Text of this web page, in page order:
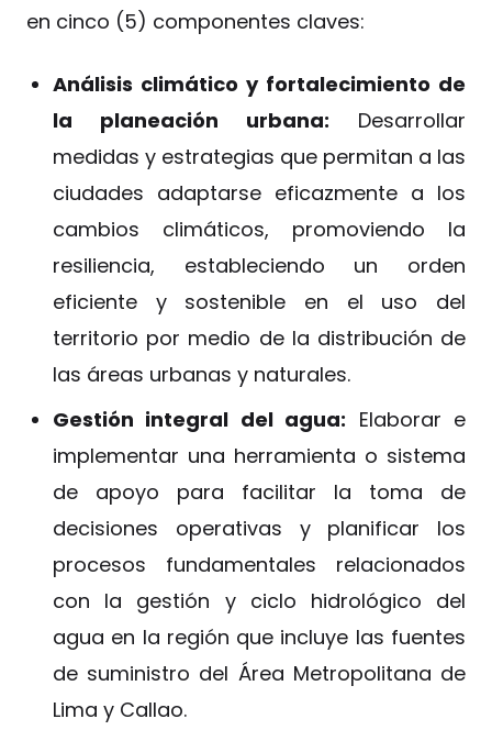
en cinco (5) componentes claves:
Análisis climático y fortalecimiento de
la planeación urbana: Desarrollar
medidas y estrategias que permitan a las
ciudades adaptarse eficazmente a los
cambios climáticos, promoviendo la
resiliencia, estableciendo un orden
eficiente y sostenible en el uso del
territorio por medio de la distribución de
las áreas urbanas y naturales.
Gestión integral del agua: Elaborar e
implementar una herramienta o sistema
de apoyo para facilitar la toma de
decisiones operativas y planificar los
procesos fundamentales relacionados
con la gestión y ciclo hidrológico del
agua en la región que incluye las fuentes
de suministro del Área Metropolitana de
Lima y Callao.